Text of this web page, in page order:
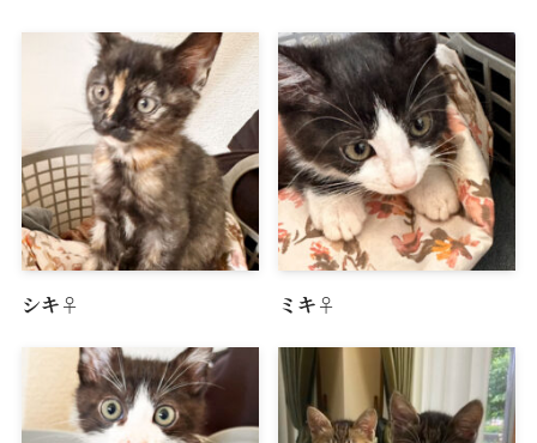
シキ♀ ミキ♀